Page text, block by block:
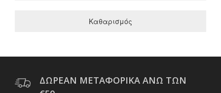
Καθαρισμός
ΔΩΡΕΑΝ ΜΕΤΑΦΟΡΙΚΑ ΑΝΩ ΤΩΝ